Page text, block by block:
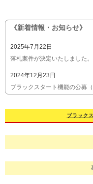
《新着情報・お知らせ》
2025年7月22日
落札案件が決定いたしました。
2024年12月23日
ブラックスタート機能の公募
「公募の概要」におけるスケ
ブラックスタート機能の公募
た。
ブラック